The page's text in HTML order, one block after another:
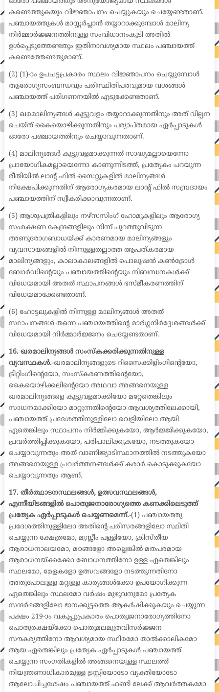
കണ്ടെത്തുകയും വിജ്ഞാപനം ചെയ്യുകയും ചെയ്യേണ്ടതാണ്.
പഞ്ചായത്തുകൾ മാസ്റ്റർപ്ലാൻ തയ്യാറാക്കുമ്പോൾ മാലിന്യ
നിർമ്മാർജ്ജനത്തിനുള്ള സംവിധാനംകൂടി അതിൽ
ഉൾപ്പെടുത്തേണ്ടതും ഇതിനാവശ്യമായ സ്ഥലം പഞ്ചായത്ത്
കണ്ടെത്തേണ്ടതുമാണ്.
(2) (1)-ാം ഉപചട്ടപ്രകാരം സ്ഥലം വിജ്ഞാപനം ചെയ്യുമ്പോൾ
ആരോഗ്യസംബന്ധവും പരിസ്ഥിതിപരവുമായ വശങ്ങൾ
പഞ്ചായത്ത് പരിഗണനയിൽ എടുക്കേണ്ടതാണ്.
(3) ഖരമാലിന്യങ്ങൾ കുട്ടുവളം തയ്യാറാക്കുന്നതിനും അത് വില്പന
ചെയ്ത് കൈയൊഴിക്കുന്നതിനും പര്യാപ്തമായ ഏർപ്പാടുകൾ
ഓരോ പഞ്ചായത്തിനും ചെയ്യാവുന്നതാണ്.
(4) മാലിന്യങ്ങൾ കൂട്ടുവളമാക്കുന്നത് സാദ്ധ്യമല്ലായെന്നോ
പ്രായോഗികമല്ലായെന്നോ കാണുന്നിടത്ത്, പ്രത്യേകം പറയുന്ന
രീതിയിൽ ലാന്റ് ഫിൽ സൈറ്റുകളിൽ മാലിന്യങ്ങൾ
നിക്ഷേപിക്കുന്നതിന് ആരോഗ്യകരമായ ലാന്റ് ഫിൽ സമ്പ്രദായം
പഞ്ചായത്തിന് സ്വീകരിക്കാവുന്നതാണ്.
(5) ആശുപത്രികളിലും നഴ്സസിംഗ് ഹോമുകളിലും ആരോഗ്യ
സംരക്ഷണ കേന്ദ്രങ്ങളിലും നിന്ന് പുറത്തുവിടുന്ന
അണുരോഗബാധയ്ക്ക് കാരണമായ മാലിന്യങ്ങളും
വ്യവസായങ്ങളിൽ നിന്നുള്ളതല്ലാത്ത ആപത്കരമായ
മാലിന്യങ്ങളും, കാലാകാലങ്ങളിൽ പൊലൂഷൻ കൺട്രോൾ
ബോർഡിന്റെയും പഞ്ചായത്തിന്റെയും നിബന്ധനകൾക്ക്
വിധേയമായി അതത് സ്ഥാപനങ്ങൾ ഭസ്മീകരണത്തിന്
വിധേയമാക്കേണ്ടതാണ്.
(6) ഹോട്ടലുകളിൽ നിന്നുള്ള മാലിന്യങ്ങൾ അതത്
സ്ഥാപനങ്ങൾ തന്നെ പഞ്ചായത്തിന്റെ മാർഗ്ഗനിർദ്ദേശങ്ങൾക്ക്
വിധേയമായി നിർമ്മാർജ്ജനം ചെയ്യേണ്ടതാണ്.
16. ഖരമാലിന്യങ്ങൾ സംസ്കക്കരിക്കുന്നതിനുള്ള
വ്യവസ്ഥകൾ.-ഖരമാലിന്യങ്ങളുടെ റീസൈക്കിളിംഗിന്റെയോ,
ട്രീറ്റിംഗിന്റെയോ, സംസ്കരണത്തിന്റെയോ,
കൈയൊഴിക്കലിന്റെയോ അഥവാ അങ്ങനെയുള്ള
ഖരമാലിന്യങ്ങളെ കൂട്ടുവളമാക്കിയോ മറ്റേതെങ്കിലും
സാധനമാക്കിയോ മാറ്റുന്നതിന്റെയോ ആവശ്യത്തിലേക്കായി,
പഞ്ചായത്ത് പ്രദേശത്തിനുള്ളിലോ വെളിയിലോ ആയി
ഏതെങ്കിലും സ്ഥാപനം നിർമ്മിക്കുകയോ, ആർജ്ജിക്കുകയോ,
പ്രവർത്തിപ്പിക്കുകയോ, പരിപാലിക്കുകയോ, നടത്തുകയോ
ചെയ്യാവുന്നതും അത് വാണിജ്യാടിസ്ഥാനത്തിൽ നടത്തുകയോ
അങ്ങനെയുള്ള പ്രവർത്തനങ്ങൾക്ക് കരാർ കൊടുക്കുകയോ
ചെയ്യാവുന്നതും ആണ്.
17. തീർത്ഥാടനസ്ഥലങ്ങൾ, ഉത്സവസ്ഥലങ്ങൾ,
എന്നീയിടങ്ങളിൽ പൊതുജനാരോഗ്യത്തെ കണക്കിലെടുത്ത്
പ്രത്യേക ഏർപ്പാടുകൾ ചെയ്യണമെന്ന്.-(1) പഞ്ചായത്തു
പ്രദേശത്തിനുള്ളിലോ അതിന്റെ പരിസരങ്ങളിലോ സ്ഥിതി
ചെയ്യുന്ന ക്ഷേത്രമോ, മുസ്ലീം പള്ളിയോ, ക്രിസ്തീയ
ആരാധനാലയമോ, മഠങ്ങളോ അല്ലെങ്കിൽ മതപരമായ
ആരാധനയ്ക്കക്കോ ബോധനത്തിനോ ഉള്ള ഏതെങ്കിലും
സ്ഥലമോ, മേളകളോ ഉത്സവങ്ങളോ നടത്തുന്നതിനോ
അതുപോലുള്ള മറ്റുള്ള കാര്യങ്ങൾക്കോ ഉപയോഗിക്കുന്ന
ഏതെങ്കിലും സ്ഥലമോ വർഷം മുഴുവനുമോ പ്രത്യേക
സന്ദർഭങ്ങളിലോ ജനക്കുട്ടത്തെ ആകർഷിക്കുകയും ചെയ്യുന്ന
പക്ഷം 219-ാം വകുപ്പുപ്രകാരം പൊതുജനാരോഗ്യത്തിനോ
പൊതുരക്ഷയ്ക്കോ പൊതുമലമൂത്രവിസർജ്ജന
സൗകര്യത്തിനോ ആവശ്യമായ സ്ഥിരമോ താൽക്കാലികമോ
ആയ ഏതെങ്കിലും പ്രത്യേക ഏർപ്പാടുകൾ പഞ്ചായത്ത്
ചെയ്യുന്ന സംഗതികളിൽ അങ്ങനെയുള്ള സ്ഥലത്ത്
നിയന്ത്രണാധികാരമുള്ള ട്രസ്റ്റിയോടോ വ്യക്തിയോടോ
ആലോചിച്ചശേഷം പഞ്ചായത്ത് ഫണ്ടി ലേക്ക് ആവർത്തകമോ